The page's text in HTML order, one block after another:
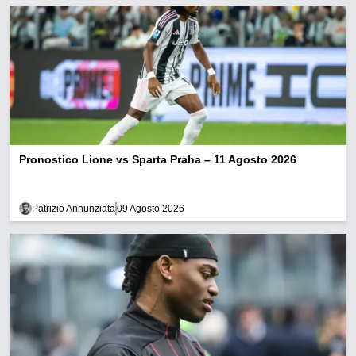
Pronostico Lione vs Sparta Praha – 11 Agosto 2026
Patrizio Annunziata09 Agosto 2026